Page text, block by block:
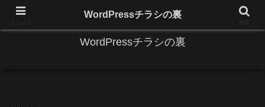
IT系に係る基礎的な情報と便利な使い方を更新します。
WordPressチラシの裏
WordPressチラシの裏